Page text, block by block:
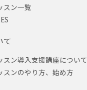
スン一覧
て
スン導入支援講座について
スンのやり方、始め方